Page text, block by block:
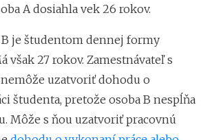
A dosiahla vek 26 rokov.
B je študentom dennej formy
však 27 rokov. Zamestnávateľ s
uzatvoriť dohodu o
študenta, pretože osoba B nespĺňa
Môže s ňou uzatvoriť pracovnú